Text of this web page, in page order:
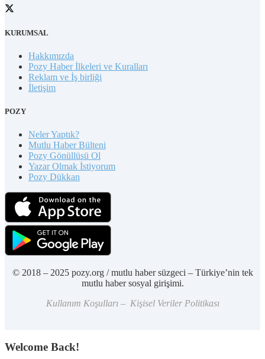
KURUMSAL
Hakkımızda
Pozy Haber İlkeleri ve Kuralları
Reklam ve İş birliği
İletişim
POZY
Neler Yaptık?
Mutlu Haber Bülteni
Pozy Gönüllüsü Ol
Yazar Olmak İstiyorum
Pozy Dükkan
© 2018 – 2025 pozy.org / mutlu haber süzgeci – Türkiye’nin tek
mutlu haber sosyal girişimi.
Kullanım Koşulları – Kişisel Veriler Politikası
Welcome Back!